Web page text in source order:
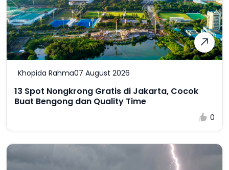
Khopida Rahma07 August 2026
13 Spot Nongkrong Gratis di Jakarta, Cocok
Buat Bengong dan Quality Time
0